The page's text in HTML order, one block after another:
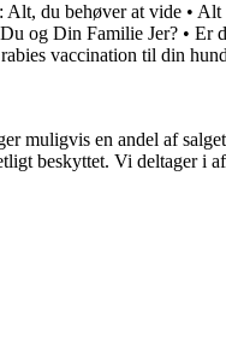
Alt, du behøver at vide • Alt
og Din Familie Jer? • Er
vaccination til din
muligvis en andel af
beskyttet. Vi deltager i